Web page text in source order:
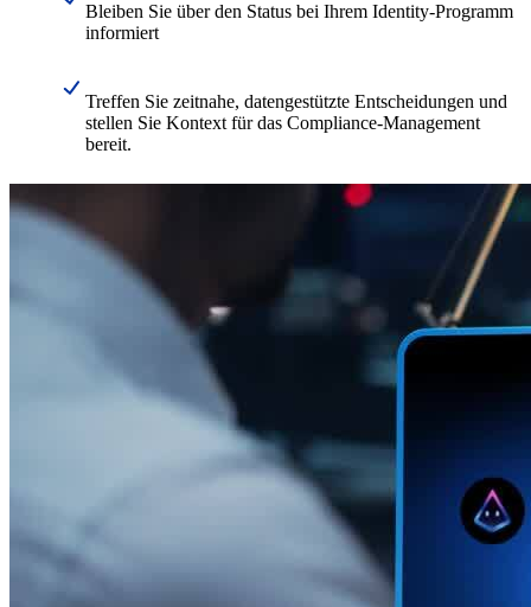
Bleiben Sie über den Status bei Ihrem Identity-Programm
informiert
Treffen Sie zeitnahe, datengestützte Entscheidungen und
stellen Sie Kontext für das Compliance-Management
bereit.